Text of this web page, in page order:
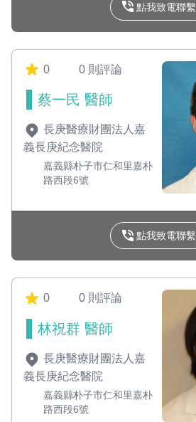
點我致電聯繫
0 0 則評論
蔡一民 醫師
長庚醫療財團法人嘉
義長庚紀念醫院
嘉義縣朴子市仁和里嘉朴
路西段6號
點我致電聯繫
0 0 則評論
林祝群 醫師
長庚醫療財團法人嘉
義長庚紀念醫院
嘉義縣朴子市仁和里嘉朴
路西段6號